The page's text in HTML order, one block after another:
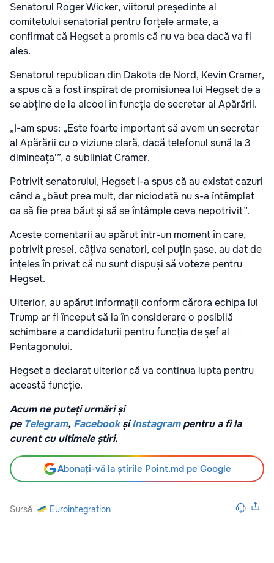
Senatorul Roger Wicker, viitorul președinte al
comitetului senatorial pentru forțele armate, a
confirmat că Hegset a promis că nu va bea dacă va fi
ales.
Senatorul republican din Dakota de Nord, Kevin Cramer,
a spus că a fost inspirat de promisiunea lui Hegset de a
se abține de la alcool în funcția de secretar al Apărării.
„I-am spus: „Este foarte important să avem un secretar
al Apărării cu o viziune clară, dacă telefonul sună la 3
dimineața'”, a subliniat Cramer.
Potrivit senatorului, Hegset i-a spus că au existat cazuri
când a „băut prea mult, dar niciodată nu s-a întâmplat
ca să fie prea băut și să se întâmple ceva nepotrivit”.
Aceste comentarii au apărut într-un moment în care,
potrivit presei, câțiva senatori, cel puțin șase, au dat de
înțeles în privat că nu sunt dispuși să voteze pentru
Hegset.
Ulterior, au apărut informații conform cărora echipa lui
Trump ar fi început să ia în considerare o posibilă
schimbare a candidaturii pentru funcția de șef al
Pentagonului.
Hegset a declarat ulterior că va continua lupta pentru
această funcție.
Acum ne puteți urmări și
pe Telegram, Facebook șiInstagrampentru a fi la
curent cu ultimele știri.
Abonați-vă la știrile Point.md pe Google
Sursă Eurointegration